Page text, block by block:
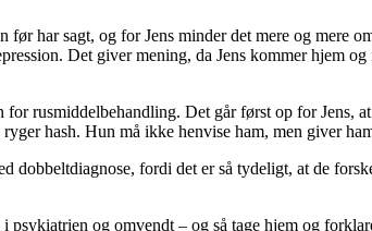
har sagt, og for Jens minder det mere og mere
Det giver mening, da Jens kommer hjem
rusmiddelbehandling. Det går først op for Jens,
hash. Hun må ikke henvise ham, men giver
dobbeltdiagnose, fordi det er så tydeligt, at de
og omvendt – og så tage hjem og